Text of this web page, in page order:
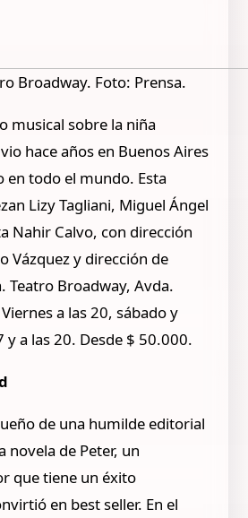
Broadway. Foto: Prensa.
musical sobre la niña
hace años en Buenos Aires
en todo el mundo. Esta
Lizy Tagliani, Miguel Ángel
Nahir Calvo, con dirección
Vázquez y dirección de
Teatro Broadway, Avda.
a las 20, sábado y
y a las 20. Desde $ 50.000.
de una humilde editorial
novela de Peter, un
que tiene un éxito
en best seller. En el